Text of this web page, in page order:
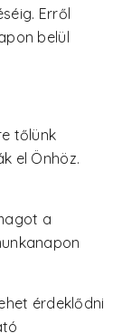
Erről
belül
tőlünk
el Önhöz.
a
érdeklődni